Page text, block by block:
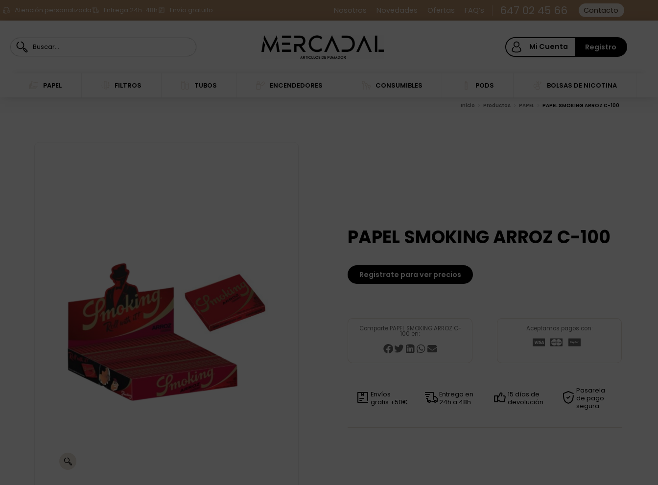
Atención personalizada Entrega 24h-48h Envío gratuito Nosotros Novedades Ofertas FAQ’s 647 02 45 66 Contacto
Mi Cuenta Registro
PAPEL FILTROS TUBOS ENCENDEDORES CONSUMIBLES PODS BOLSAS DE NICOTINA
Inicio Productos PAPEL PAPEL SMOKING ARROZ C-100
PAPEL SMOKING ARROZ C-100
Registrate para ver precios
Comparte PAPEL SMOKING ARROZ C-
100 en:
Aceptamos pagos con:
Envíos
gratis +50€
Entrega en
24h a 48h
15 días de
devolución
Pasarela
de pago
segura